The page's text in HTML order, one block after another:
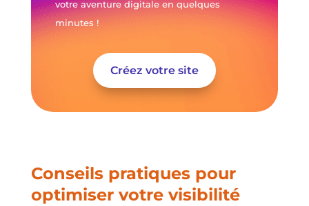
votre aventure digitale en quelques
minutes !
Créez votre site
Conseils pratiques pour
optimiser votre visibilité